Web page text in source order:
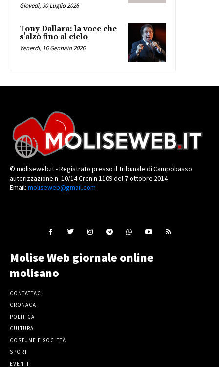
Giovedì, 30 Luglio 2026
Tony Dallara: la voce che
s’alzò fino al cielo
Venerdì, 16 Gennaio 2026
© moliseweb.it - Registrato presso il Tribunale di Campobasso
autorizzazione n. 10/14 Cron n.1109 del 7 ottobre 2014
Email: moliseweb@gmail.com
Molise Web giornale online
molisano
CONTATTACI
CRONACA
POLITICA
CULTURA
COSTUME E SOCIETÀ
SPORT
EVENTI